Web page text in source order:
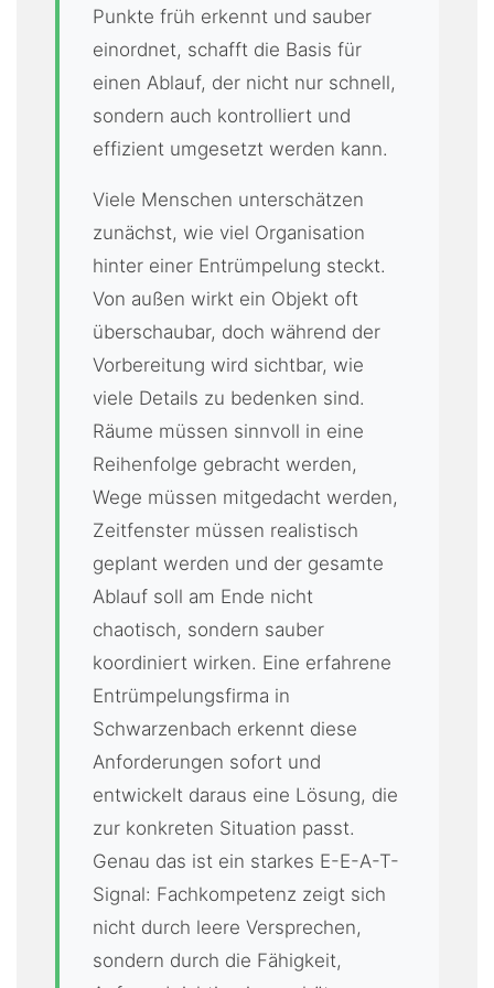
Punkte früh erkennt und sauber
einordnet, schafft die Basis für
einen Ablauf, der nicht nur schnell,
sondern auch kontrolliert und
effizient umgesetzt werden kann.
Viele Menschen unterschätzen
zunächst, wie viel Organisation
hinter einer Entrümpelung steckt.
Von außen wirkt ein Objekt oft
überschaubar, doch während der
Vorbereitung wird sichtbar, wie
viele Details zu bedenken sind.
Räume müssen sinnvoll in eine
Reihenfolge gebracht werden,
Wege müssen mitgedacht werden,
Zeitfenster müssen realistisch
geplant werden und der gesamte
Ablauf soll am Ende nicht
chaotisch, sondern sauber
koordiniert wirken. Eine erfahrene
Entrümpelungsfirma in
Schwarzenbach erkennt diese
Anforderungen sofort und
entwickelt daraus eine Lösung, die
zur konkreten Situation passt.
Genau das ist ein starkes E-E-A-T-
Signal: Fachkompetenz zeigt sich
nicht durch leere Versprechen,
sondern durch die Fähigkeit,